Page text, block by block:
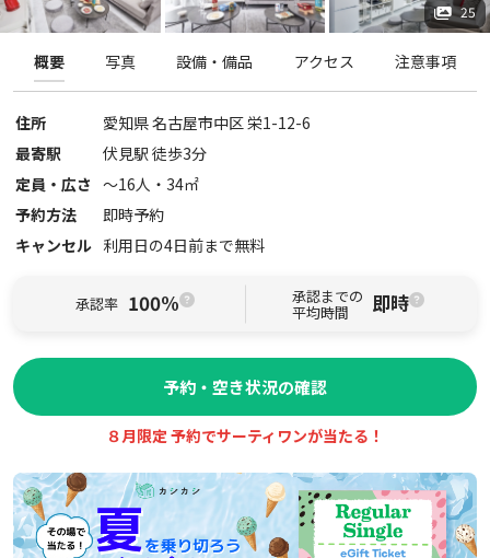
25
概要 写真 設備・備品 アクセス 注意事項
住所 愛知県名古屋市中区栄1-12-6
最寄駅
伏見駅 徒歩3分
定員・広さ 〜16人・ 34㎡
予約方法
即時予約
キャンセル 利用日の4日前まで無料
承認率 100% 承認までの
平均時間 即時
予約・空き状況の確認
８月限定 予約でサーティワンが当たる！